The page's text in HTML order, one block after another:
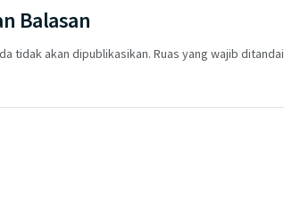
Balasan
tidak akan dipublikasikan. Ruas yang wajib ditandai